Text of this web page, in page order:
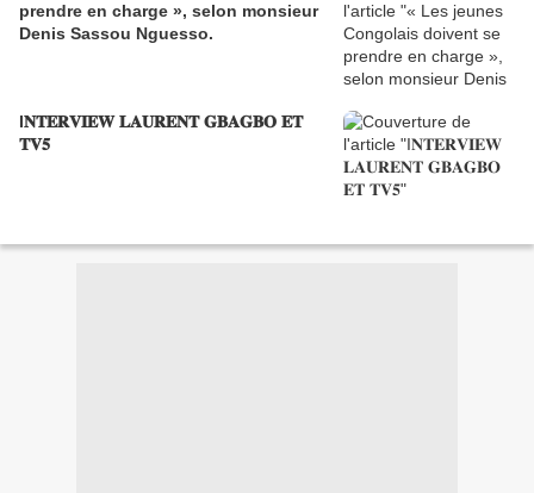
prendre en charge », selon monsieur
Denis Sassou Nguesso.
I𝐍𝐓𝐄𝐑𝐕𝐈𝐄𝐖 𝐋𝐀𝐔𝐑𝐄𝐍𝐓 𝐆𝐁𝐀𝐆𝐁𝐎 𝐄𝐓
𝐓𝐕𝟓